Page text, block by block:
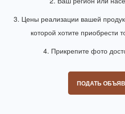
3. Цены реализации вашей
которой хотите приобрести
4. Прикрепите фото
ПОДАТЬ